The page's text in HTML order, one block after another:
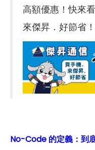
高額優惠！快來
來傑昇．好節省！
No-Code 的定義：到